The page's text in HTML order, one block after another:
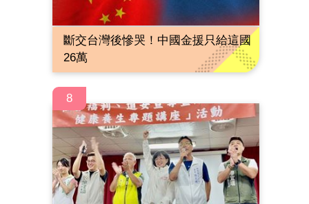
斷交台灣後慘哭！中國金援只給這國
26萬
8